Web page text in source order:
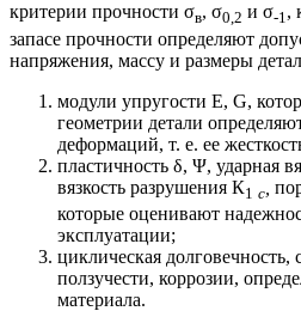
критерии прочности σв, σ0,2 и σ-1,
запасе прочности определяют
напряжения, массу и размеры
модули упругости Е, G,
геометрии детали
деформаций, т. е. ее
пластичность δ, Ψ, ударная
вязкость разрушения К1 с
которые оценивают
эксплуатации;
циклическая долговечность,
ползучести, коррозии,
материала.